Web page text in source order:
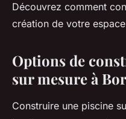
Découvrez comment
création de votre
Options de
sur mesure à
Construire une piscine